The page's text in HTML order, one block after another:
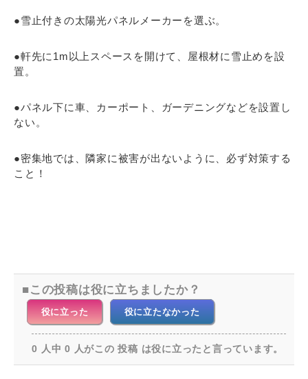
●雪止付きの太陽光パネルメーカーを選ぶ。
●軒先に1m以上スペースを開けて、屋根材に雪止めを設
置。
●パネル下に車、カーポート、ガーデニングなどを設置し
ない。
●密集地では、隣家に被害が出ないように、必ず対策する
こと！
この投稿は役に立ちましたか？
役に立った 役に立たなかった
0 人中 0 人がこの 投稿 は役に立ったと言っています。